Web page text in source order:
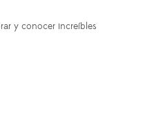
y conocer increíbles